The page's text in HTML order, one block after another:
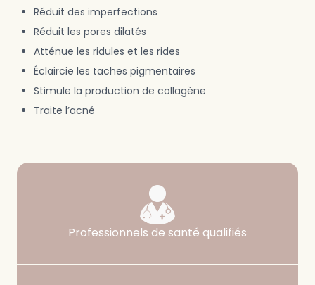
Réduit des imperfections
Réduit les pores dilatés
Atténue les ridules et les rides
Éclaircie les taches pigmentaires
Stimule la production de collagène
Traite l’acné
Garanties
Notre haut niveau d’exigence en matière de
Professionnels de santé qualifiés